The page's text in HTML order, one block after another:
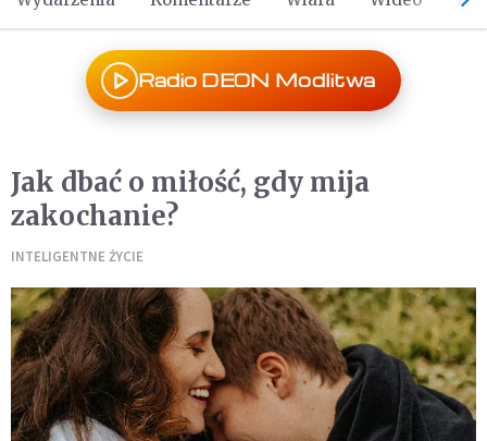
Radio DEON Modlitwa
Jak dbać o miłość, gdy mija
zakochanie?
INTELIGENTNE ŻYCIE